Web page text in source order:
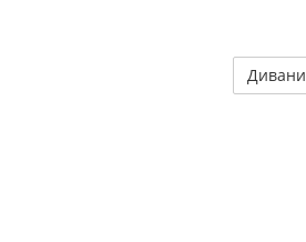
Дивани